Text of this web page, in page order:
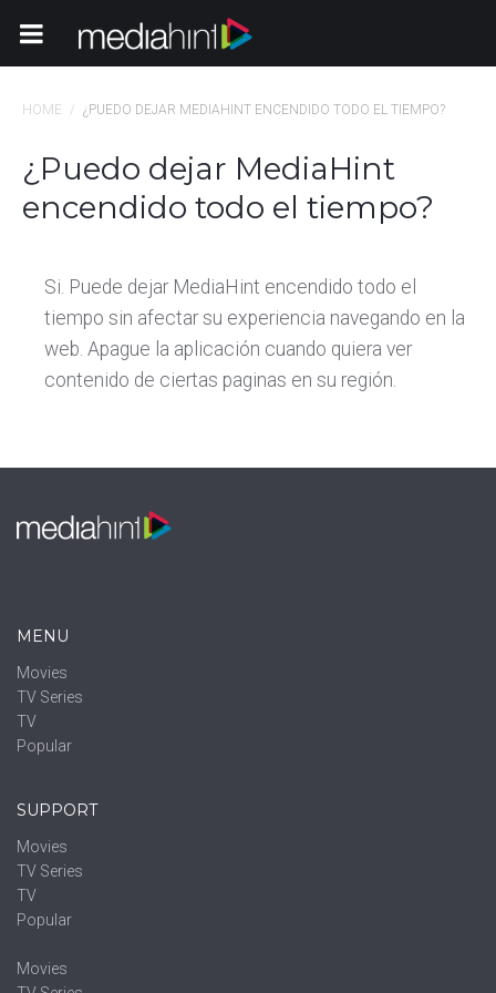
Toggle Navigation
HOME / ¿PUEDO DEJAR MEDIAHINT ENCENDIDO TODO EL TIEMPO?
¿Puedo dejar MediaHint
encendido todo el tiempo?
Si. Puede dejar MediaHint encendido todo el
tiempo sin afectar su experiencia navegando en la
web. Apague la aplicación cuando quiera ver
contenido de ciertas paginas en su región.
MENU
Movies
TV Series
TV
Popular
SUPPORT
Movies
TV Series
TV
Popular
Movies